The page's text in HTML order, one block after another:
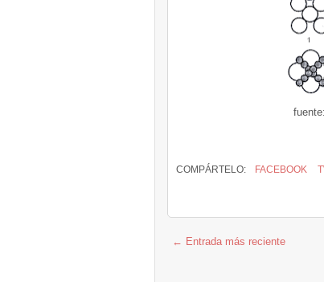
fuente:
COMPÁRTELO: FACEBOOK
← Entrada más reciente